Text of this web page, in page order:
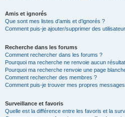
Amis et ignorés
Que sont mes listes d’amis et d’ignorés ?
Comment puis-je ajouter/supprimer des
Recherche dans les forums
Comment rechercher dans les forums ?
Pourquoi ma recherche ne renvoie aucun
Pourquoi ma recherche renvoie une page
Comment rechercher des membres ?
Comment puis-je trouver mes propres
Surveillance et favoris
Quelle est la différence entre les favoris et la